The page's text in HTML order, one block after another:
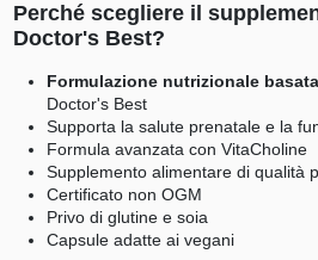
Perché scegliere il
Doctor's Best?
Formulazione nutrizionale
Doctor's Best
Supporta la salute prenatale e la
Formula avanzata con VitaCholine
Supplemento alimentare di qualità
Certificato non OGM
Privo di glutine e soia
Capsule adatte ai vegani